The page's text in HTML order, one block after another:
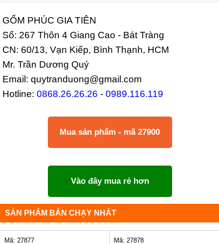
GỐM PHÚC GIA TIÊN
Số: 267 Thôn 4 Giang Cao - Bát Tràng
CN: 60/13, Vạn Kiếp, Bình Thạnh, HCM
Mr. Trần Dương Quý
Email: quytranduong@gmail.com
Hotline: 0868.26.26.26 - 0989.116.119
Mua sản phẩm - mã 27900
Vào đây mua rẻ hơn
SẢN PHẨM BÁN CHẠY NHẤT
Mã: 27877 Mã: 27878